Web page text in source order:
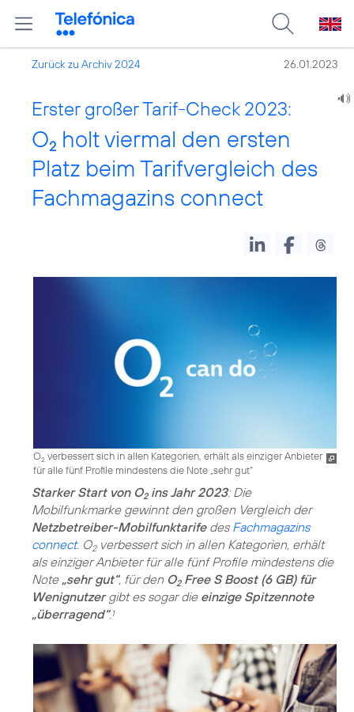
Zurück zu Archiv 2024 26.01.2023
Erster großer Tarif-Check 2023:
O2 holt viermal den ersten
Platz beim Tarifvergleich des
Fachmagazins connect
O2 verbessert sich in allen Kategorien, erhält als einziger Anbieter
für alle fünf Profile mindestens die Note „sehr gut“
Starker Start von O2ins Jahr 2023: Die
Mobilfunkmarke gewinnt den großen Vergleich der
Netzbetreiber-Mobilfunktarifedes Fachmagazins
connect. O2verbessert sich in allen Kategorien, erhält
als einziger Anbieter für alle fünf Profile mindestens die
Note „sehr gut“, für den O2Free S Boost (6 GB) für
Wenignutzergibt es sogar die einzige Spitzennote
„überragend“. 1